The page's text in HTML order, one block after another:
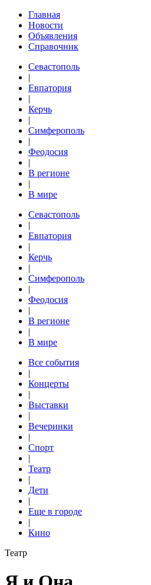
Главная
Новости
Объявления
Справочник
Севастополь
|
Евпатория
|
Керчь
|
Симферополь
|
Феодосия
|
В регионе
|
В мире
Севастополь
|
Евпатория
|
Керчь
|
Симферополь
|
Феодосия
|
В регионе
|
В мире
Все события
|
Концерты
|
Выставки
|
Вечеринки
|
Спорт
|
Театр
|
Дети
|
Еще в городе
|
Кино
Театр